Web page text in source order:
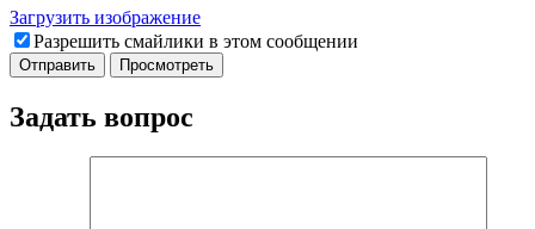
Загрузить изображение
Разрешить смайлики в этом сообщении
Задать вопрос